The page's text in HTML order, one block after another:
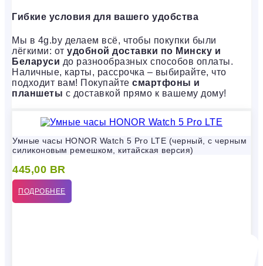
Гибкие условия для вашего удобства
Мы в 4g.by делаем всё, чтобы покупки были
лёгкими: от удобной доставки по Минску и
Беларуси до разнообразных способов оплаты.
Наличные, карты, рассрочка – выбирайте, что
подходит вам! Покупайте смартфоны и
планшеты с доставкой прямо к вашему дому!
Умные часы HONOR Watch 5 Pro LTE (черный, с черным
силиконовым ремешком, китайская версия)
445,00 BR
ПОДРОБНЕЕ